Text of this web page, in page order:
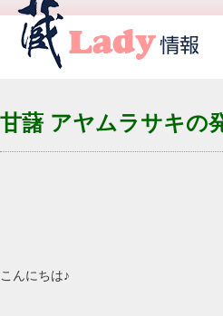
甘藷 アヤムラサキの
こんにちは♪